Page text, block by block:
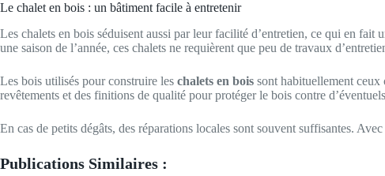
Le chalet en bois : un bâtiment facile à entretenir
Les chalets en bois séduisent aussi par leur facilité d’entretien, ce qui en
une saison de l’année, ces chalets ne requièrent que peu de travaux
Les bois utilisés pour construire les chalets en bois sont habituellement ceux
revêtements et des finitions de qualité pour protéger le bois contre
En cas de petits dégâts, des réparations locales sont souvent suffisantes.
Publications Similaires :